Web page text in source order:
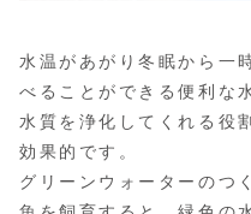
水温があがり冬眠から一
べることができる便利な
水質を浄化してくれる役
効果的です。
グリーンウォーターのつ